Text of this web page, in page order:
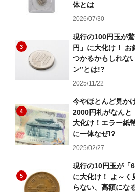
体とは
2026/07/30
3
現行の100円玉が
円」に大化け！ お
つかるかもしれな
ン”とは!?
2025/11/22
4
今やほとんど見か
2000円札がなんと
大化け！エラー紙
に一体なぜ!?
2025/02/27
5
現行の10円玉が「6
に大化け！ よ～く
らない、高額にな